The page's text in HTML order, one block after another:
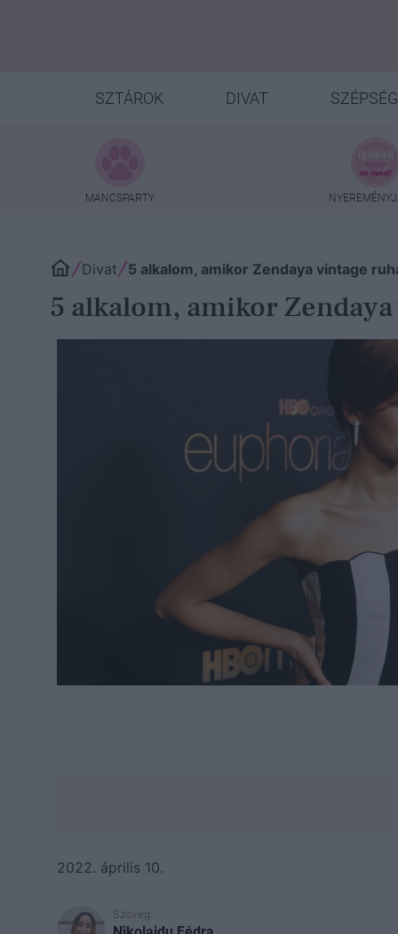
SZTÁROK DIVAT SZÉPSÉG
MANCSPARTY
Divat 5 alkalom, amikor Zendaya vintage
5 alkalom, amikor
2022. április 10.
Szöveg: